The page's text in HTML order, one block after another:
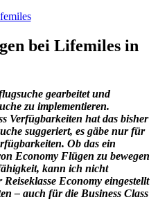
bei Lifemiles in
gearbeitet und
zu implementieren.
Verfügbarkeiten hat das bisher
suggeriert, es gäbe nur für
Ob das ein
Economy Flügen zu bewegen
kann ich nicht
Economy eingestellt
– auch für die Business Class